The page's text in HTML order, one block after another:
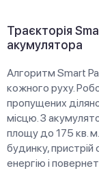
Траєкторія
акумулятора
Алгоритм Smart
кожного руху.
пропущених
місцю. З
площу до 175 кв.
будинку, пристрій
енергію і